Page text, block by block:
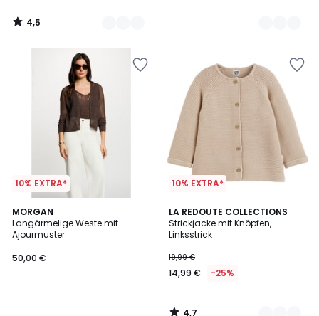
4,5
/
10% EXTRA*
MORGAN
Langärmelige Weste mit
Ajourmuster
50,00 €
10% EXTRA*
LA REDOUTE COLLECTIONS
Strickjacke mit Knöpfen,
Linksstrick
19,99 €
14,99 € -25%
4,7
/ 5
4
Farben
4,7